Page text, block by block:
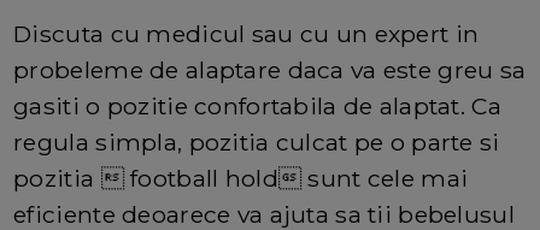
Discuta cu medicul sau cu un expert in
probeleme de alaptare daca va este greu sa
gasiti o pozitie confortabila de alaptat. Ca
regula simpla, pozitia culcat pe o parte si
pozitia  football hold sunt cele mai
eficiente deoarece va ajuta sa tii bebelusul